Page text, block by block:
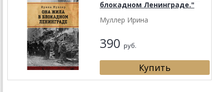
блокадном Ленинграде."
Муллер Ирина
390 руб.